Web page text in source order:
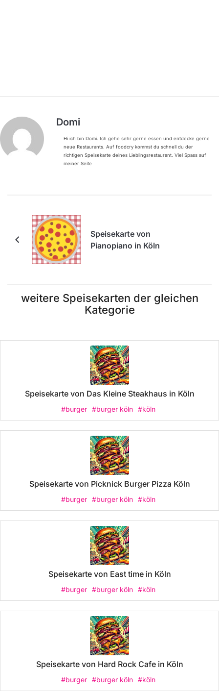
Domi
Hi ich bin Domi. Ich gehe sehr gerne essen und entdecke gerne
neue Restaurants. Auf foodcry kommst du schnell du der
richtigen Speisekarte deines Lieblingsrestaurant. Viel Spass auf
meiner Seite
Speisekarte von
Pianopiano in Köln
weitere Speisekarten der gleichen
Kategorie
Speisekarte von Das Kleine Steakhaus in Köln
#burger #burger köln #köln
Speisekarte von Picknick Burger Pizza Köln
#burger #burger köln #köln
Speisekarte von East time in Köln
#burger #burger köln #köln
Speisekarte von Hard Rock Cafe in Köln
#burger #burger köln #köln